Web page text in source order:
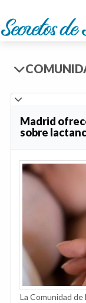
Madrid
sobre
La Comunidad